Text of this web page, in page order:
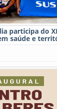
participa do
saúde e